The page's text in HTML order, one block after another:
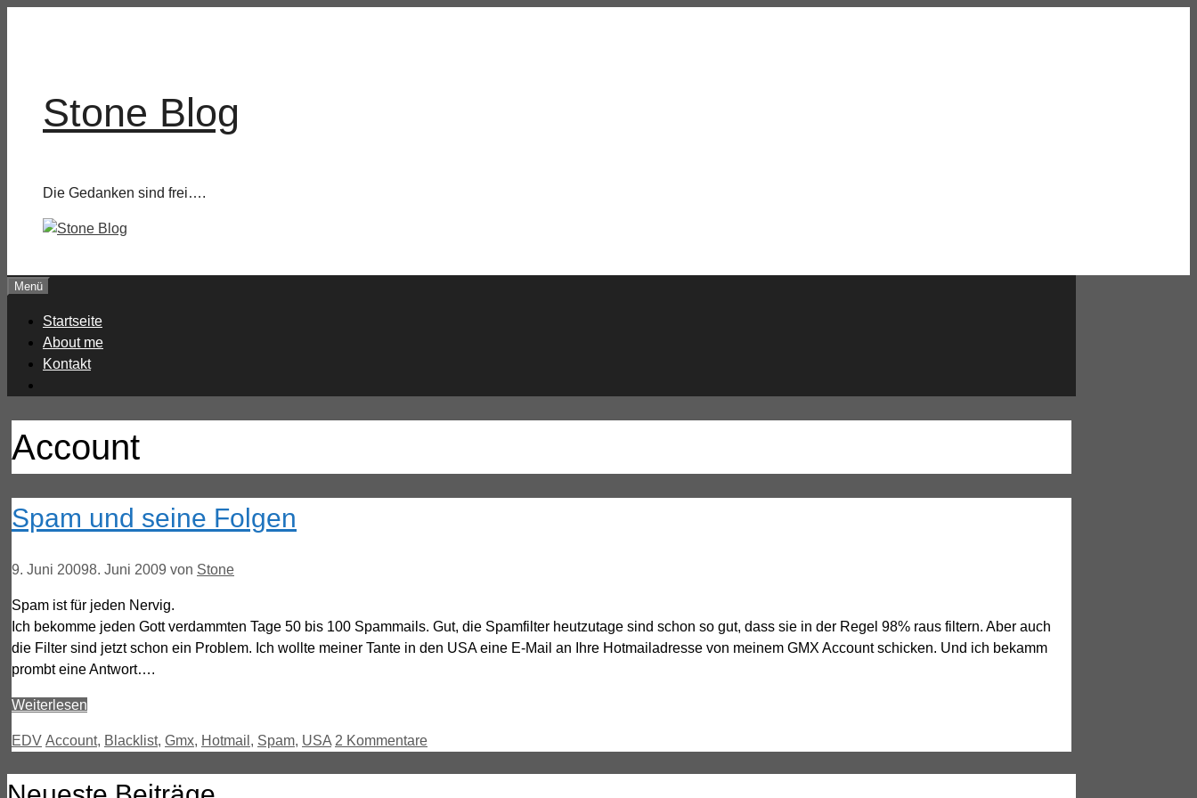
Stone Blog
Die Gedanken sind frei….
Menü
Startseite
About me
Kontakt
Account
Spam und seine Folgen
9. Juni 20098. Juni 2009 von Stone
Spam ist für jeden Nervig.
Ich bekomme jeden Gott verdammten Tage 50 bis 100 Spammails. Gut, die Spamfilter heutzutage sind schon so gut, dass sie in der Regel 98% raus filtern. Aber auch
die Filter sind jetzt schon ein Problem. Ich wollte meiner Tante in den USA eine E-Mail an Ihre Hotmailadresse von meinem GMX Account schicken. Und ich bekamm
prombt eine Antwort….
Weiterlesen
Kategorien
EDV Schlagwörter
Account, Blacklist, Gmx, Hotmail , Spam, USA 2 Kommentare